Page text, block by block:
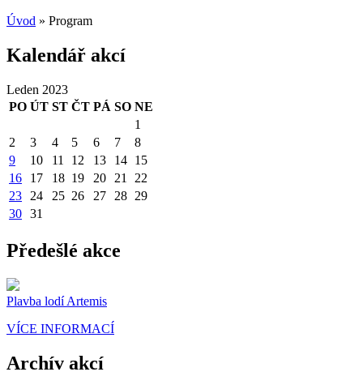
Úvod » Program
Kalendář akcí
Leden 2023
PO ÚT ST ČT PÁ SO NE
1
2
3 4 5 6 7
8
9
10 11 12 13 14 15
16
17 18 19 20 21
22
23
24 25 26 27 28 29
30 31
Předešlé akce
Plavba lodí Artemis
VÍCE INFORMACÍ
Archív akcí